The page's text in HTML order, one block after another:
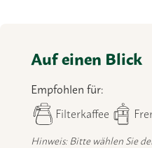
Auf einen Blick
Empfohlen für:
Filterkaffee
Hinweis: Bitte wählen Sie